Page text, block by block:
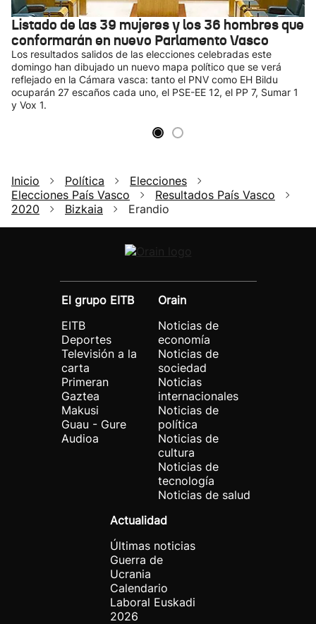
Listado de las 39 mujeres y los 36 hombres que
conformarán en nuevo Parlamento Vasco
Los resultados salidos de las elecciones celebradas este
domingo han dibujado un nuevo mapa político que se verá
reflejado en la Cámara vasca: tanto el PNV como EH Bildu
ocuparán 27 escaños cada uno, el PSE-EE 12, el PP 7, Sumar 1
y Vox 1.
Inicio Política
Elecciones
Elecciones País Vasco
Resultados País Vasco
2020
Bizkaia Erandio
El grupo EITB
EITB
Deportes
Televisión a la
carta
Primeran
Gaztea
Makusi
Guau - Gure
Audioa
Orain
Noticias de
economía
Noticias de
sociedad
Noticias
internacionales
Noticias de
política
Noticias de
cultura
Noticias de
tecnología
Noticias de salud
Actualidad
Últimas noticias
Guerra de
Ucrania
Calendario
Laboral Euskadi
2026